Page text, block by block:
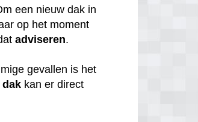
een nieuw dak in
op het moment
adviseren.
gevallen is het
dak kan er direct